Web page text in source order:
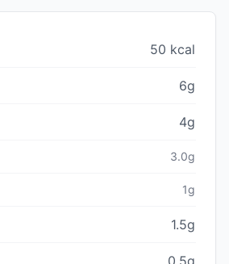
50 kcal
6g
4g
3.0g
1g
1.5g
0.5g